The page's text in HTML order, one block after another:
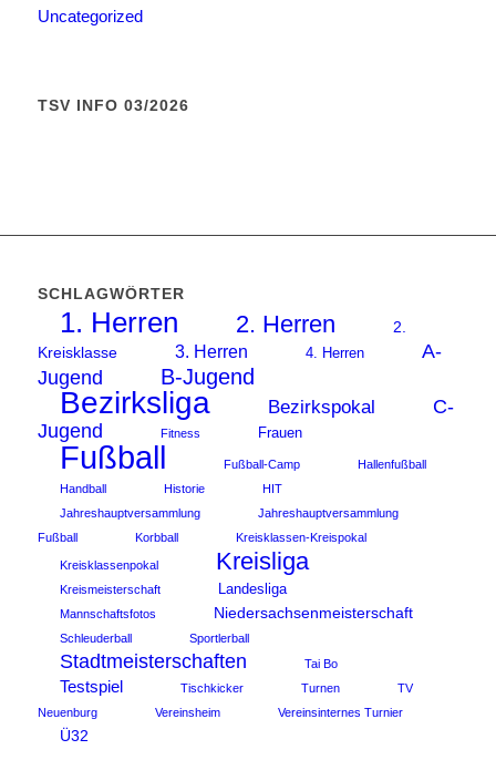
Uncategorized
TSV INFO 03/2026
SCHLAGWÖRTER
1. Herren 2. Herren
2.
Kreisklasse
3. Herren 4. Herren
A-
Jugend
B-Jugend
Bezirksliga Bezirkspokal
C-
Jugend
Fitness Frauen
Fußball Fußball-Camp
Hallenfußball
Handball
Historie
HIT
Jahreshauptversammlung
Jahreshauptversammlung
Fußball
Korbball Kreisklassen-Kreispokal
Kreisklassenpokal Kreisliga
Kreismeisterschaft Landesliga
Mannschaftsfotos Niedersachsenmeisterschaft
Schleuderball Sportlerball
Stadtmeisterschaften Tai Bo
Testspiel Tischkicker Turnen
TV
Neuenburg
Vereinsheim Vereinsinternes Turnier
Ü32